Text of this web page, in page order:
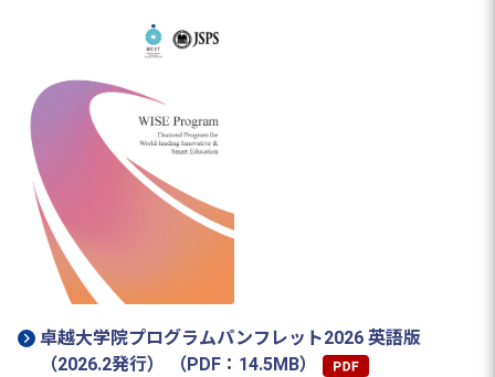
卓越大学院プログラムパンフレット2026 英語版
（2026.2発行） （PDF：14.5MB）